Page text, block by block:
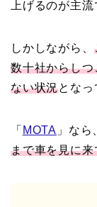
上げるのが主流
しかしながら、
数十社からし
ない状況となっ
「 MOTA 」なら
まで車を見に